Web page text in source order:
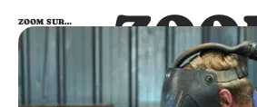
ZOOM SUR…